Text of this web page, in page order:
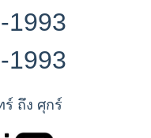
1993
1993
ร์ ถึง ศุกร์